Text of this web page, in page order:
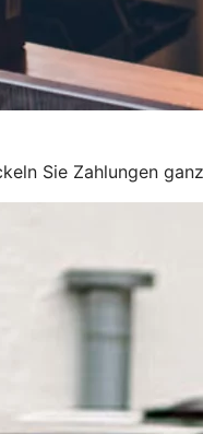
Sie Zahlungen